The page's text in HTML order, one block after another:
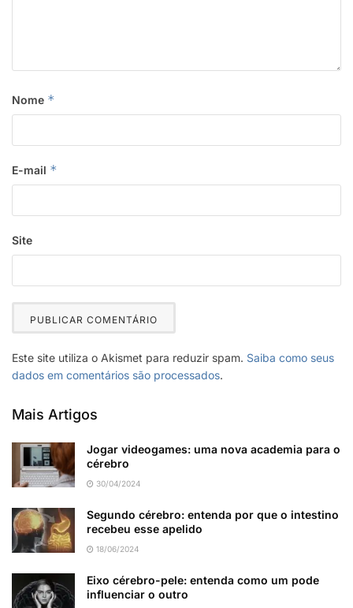
Nome *
E-mail *
Site
Este site utiliza o Akismet para reduzir spam. Saiba como seus
dados em comentários são processados.
Mais Artigos
Jogar videogames: uma nova academia para o
cérebro
30/04/2024
Segundo cérebro: entenda por que o intestino
recebeu esse apelido
18/06/2024
Eixo cérebro-pele: entenda como um pode
influenciar o outro